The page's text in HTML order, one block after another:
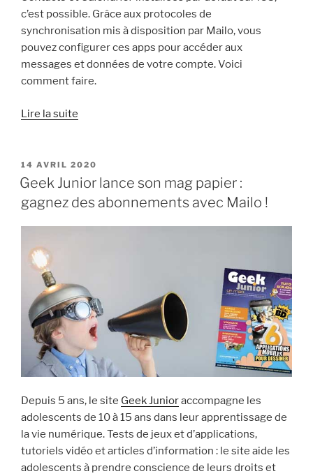
c’est possible. Grâce aux protocoles de
synchronisation mis à disposition par Mailo, vous
pouvez configurer ces apps pour accéder aux
messages et données de votre compte. Voici
comment faire.
Lire la suite
comment
configurer
Mailo
l’iPhone
PUBLIÉ
LE
14 AVRIL 2020
Geek Junior lance son mag papier :
gagnez des abonnements avec Mailo !
Depuis 5 ans, le site Geek Junioraccompagne les
adolescents de 10 à 15 ans dans leur apprentissage de
la vie numérique. Tests de jeux et d’applications,
tutoriels vidéo et articles d’information : le site aide les
adolescents à prendre conscience de leurs droits et